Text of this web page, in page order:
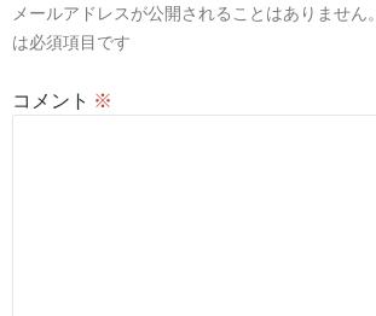
ン
メールアドレスが公開されることはありません。
は必須項目です
コメント ※